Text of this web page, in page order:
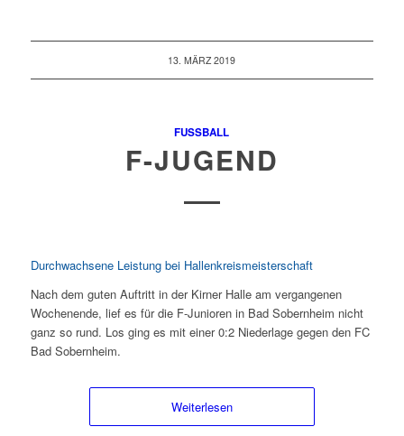
13. MÄRZ 2019
FUSSBALL
F-JUGEND
Durchwachsene Leistung bei Hallenkreismeisterschaft
Nach dem guten Auftritt in der Kirner Halle am vergangenen
Wochenende, lief es für die F-Junioren in Bad Sobernheim nicht
ganz so rund. Los ging es mit einer 0:2 Niederlage gegen den FC
Bad Sobernheim.
Weiterlesen